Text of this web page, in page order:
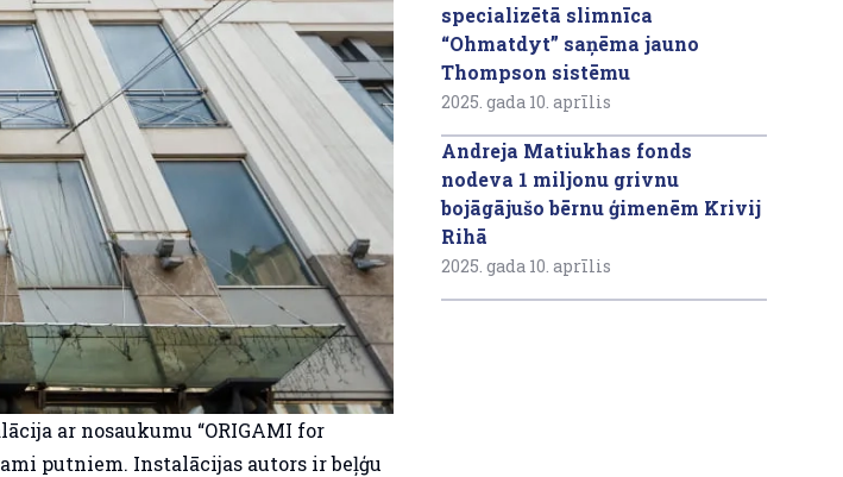
ar nosaukumu “ORIGAMI for
putniem. Instalācijas autors ir beļģu
specializētā slimnīca
“Ohmatdyt” saņēma jauno
Thompson sistēmu
2025. gada 10. aprīlis
Andreja Matiukhas fonds
nodeva 1 miljonu grivnu
bojāgājušo bērnu ģimenēm Krivij
Rihā
2025. gada 10. aprīlis